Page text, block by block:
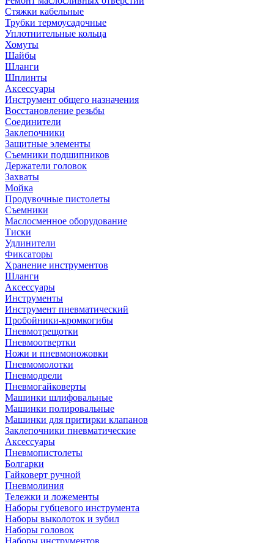
Стяжки кабельные
Трубки термоусадочные
Уплотнительные кольца
Хомуты
Шайбы
Шланги
Шплинты
Аксессуары
Инструмент общего назначения
Восстановление резьбы
Соединители
Заклепочники
Защитные элементы
Съемники подшипников
Держатели головок
Захваты
Мойка
Продувочные пистолеты
Съемники
Маслосменное оборудование
Тиски
Удлинители
Фиксаторы
Хранение инструментов
Шланги
Аксессуары
Инструменты
Инструмент пневматический
Пробойники-кромкогибы
Пневмотрещотки
Пневмоотвертки
Ножи и пневмоножовки
Пневмомолотки
Пневмодрели
Пневмогайковерты
Машинки шлифовальные
Машинки полировальные
Машинки для притирки клапанов
Заклепочники пневматические
Аксессуары
Пневмопистолеты
Болгарки
Гайковерт ручной
Пневмолиния
Тележки и ложементы
Наборы губцевого инструмента
Наборы выколоток и зубил
Наборы головок
Наборы инструментов